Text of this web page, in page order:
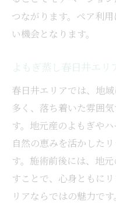
つながります。ペア利
い機会となります。
よもぎ蒸し春日井エ
春日井エリアでは、地
多く、落ち着いた雰囲
す。地元産のよもぎや
自然の恵みを活かした
す。施術前後には、地
すことで、心身ともに
リアならではの魅力です。